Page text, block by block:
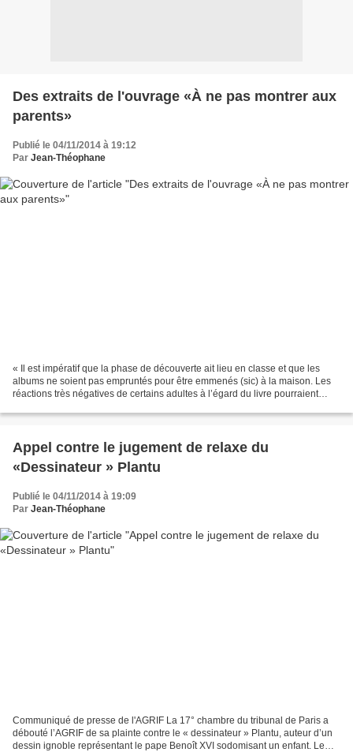
Des extraits de l'ouvrage «À ne pas montrer aux
parents»
Publié le 04/11/2014 à 19:12
Par Jean-Théophane
« Il est impératif que la phase de découverte ait lieu en classe et que les
albums ne soient pas empruntés pour être emmenés (sic) à la maison. Les
réactions très négatives de certains adultes à l’égard du livre pourraient
Appel contre le jugement de relaxe du
«Dessinateur » Plantu
Publié le 04/11/2014 à 19:09
Par Jean-Théophane
Communiqué de presse de l'AGRIF La 17° chambre du tribunal de Paris a
débouté l’AGRIF de sa plainte contre le « dessinateur » Plantu, auteur d’un
dessin ignoble représentant le pape Benoît XVI sodomisant un enfant. Le